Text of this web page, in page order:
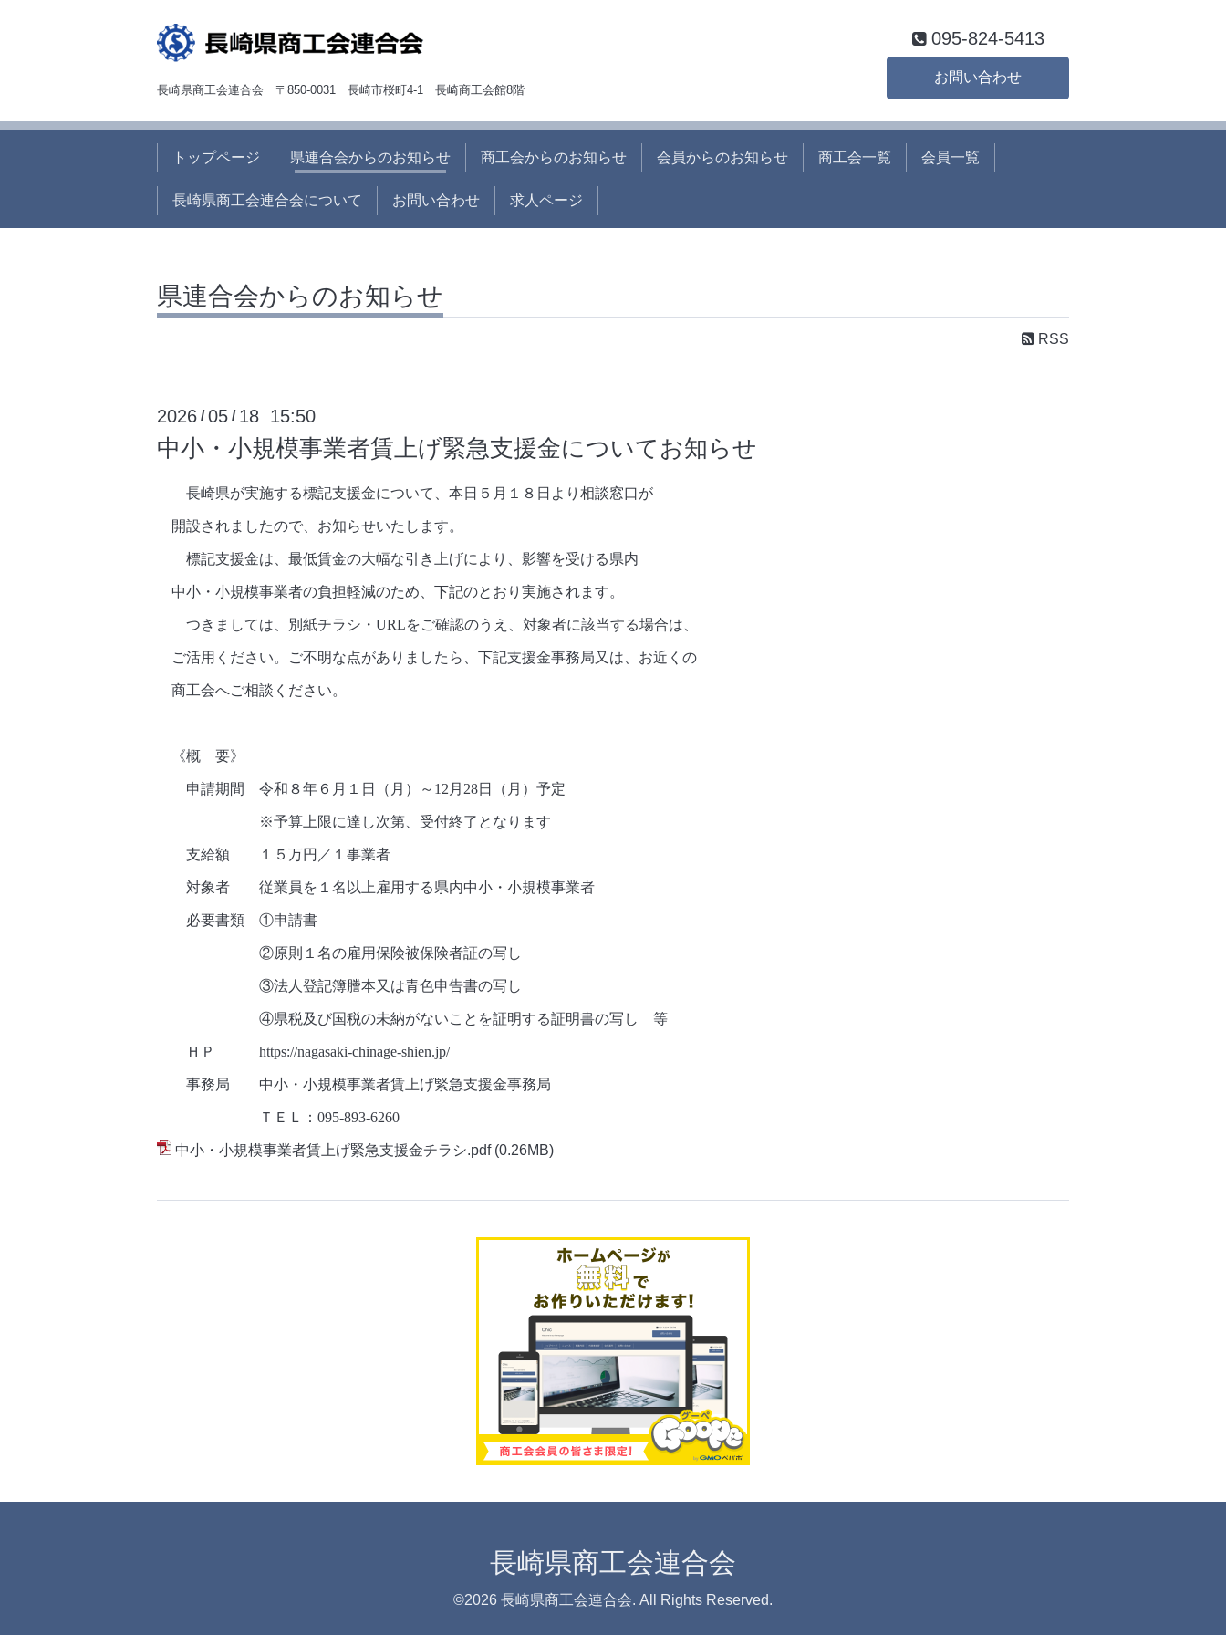
長崎県商工会連合会 〒850-0031 長崎市桜町4-1 長崎商工会館8階
095-824-5413
お問い合わせ
トップページ 県連合会からのお知らせ 商工会からのお知らせ 会員からのお知らせ 商工会一覧 会員一覧
長崎県商工会連合会について お問い合わせ 求人ページ
県連合会からのお知らせ
RSS
2026 /05 / 18 15:50
中小・小規模事業者賃上げ緊急支援金についてお知らせ
長崎県が実施する標記支援金について、本日５月１８日より相談窓口が
開設されましたので、お知らせいたします。
標記支援金は、最低賃金の大幅な引き上げにより、影響を受ける県内
中小・小規模事業者の負担軽減のため、下記のとおり実施されます。
つきましては、別紙チラシ・ URLをご確認のうえ、対象者に該当する場合は、
ご活用ください。ご不明な点がありましたら、下記支援金事務局又は、お近くの
商工会へご相談ください。
《概 要》
申請期間 令和８年６月１日（月）～ 12 月 28日（月）予定
※予算上限に達し次第、受付終了となります
支給額 １５万円／１事業者
対象者 従業員を１名以上雇用する県内中小・小規模事業者
必要書類 ①申請書
②原則１名の雇用保険被保険者証の写し
③法人登記簿謄本又は青色申告書の写し
④県税及び国税の未納がないことを証明する証明書の写し 等
ＨＰ https://nagasaki-chinage-shien.jp/
事務局 中小・小規模事業者賃上げ緊急支援金事務局
ＴＥＬ： 095-893-6260
中小・小規模事業者賃上げ緊急支援金チラシ.pdf (0.26MB)
長崎県商工会連合会
©2026 長崎県商工会連合会. All Rights Reserved.